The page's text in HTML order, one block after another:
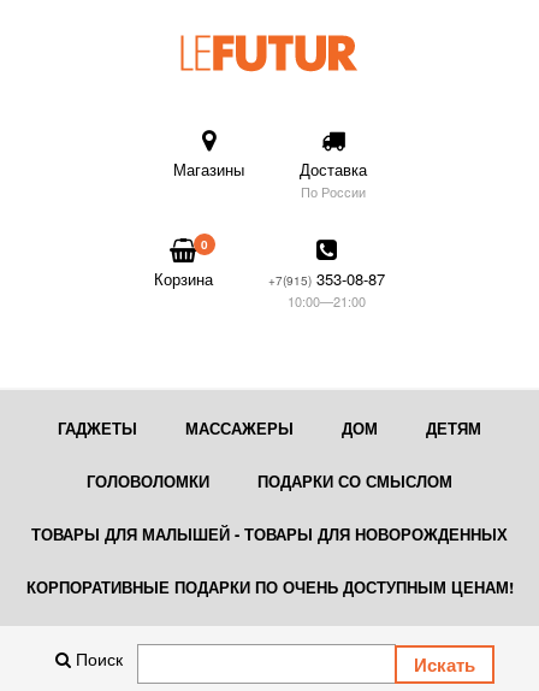
Магазины Доставка
По России
0
Корзина +7(915) 353-08-87
10:00—21:00
ГАДЖЕТЫ МАССАЖЕРЫ ДОМ ДЕТЯМ
ГОЛОВОЛОМКИ ПОДАРКИ СО СМЫСЛОМ
ТОВАРЫ ДЛЯ МАЛЫШЕЙ - ТОВАРЫ ДЛЯ НОВОРОЖДЕННЫХ
КОРПОРАТИВНЫЕ ПОДАРКИ ПО ОЧЕНЬ ДОСТУПНЫМ ЦЕНАМ!
Поиск